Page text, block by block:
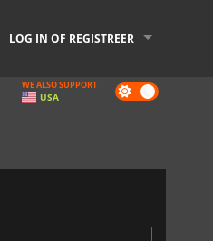
LOG IN OF REGISTREER
Dark
mode
WE ALSO SUPPORT
USA